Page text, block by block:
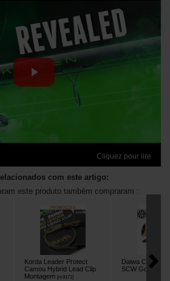
Cliquez pour lire
com este artigo:
este produto também compraram :
Korda Leader Protect
Camou Hybrid Lead Clip
Montagem [m9171]
Daiwa
SCW Gold